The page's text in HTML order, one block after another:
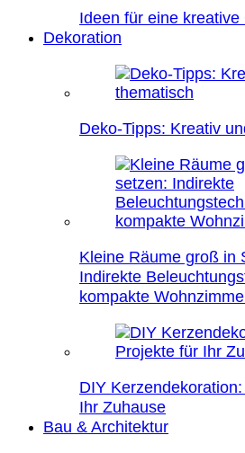
Ideen für eine
Dekoration
Deko-Tipps: Kreativ
Kleine Räume groß in
Indirekte
kompakte
DIY
Ihr Zuhause
Bau & Architektur